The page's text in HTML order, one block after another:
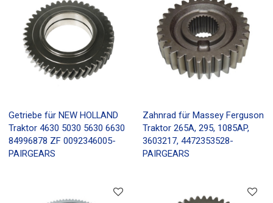
Getriebe für NEW HOLLAND
Traktor 4630 5030 5630 6630
84996878 ZF 0092346005-
PAIRGEARS
Zahnrad für Massey Ferguson
Traktor 265A, 295, 1085AP,
3603217, 4472353528-
PAIRGEARS